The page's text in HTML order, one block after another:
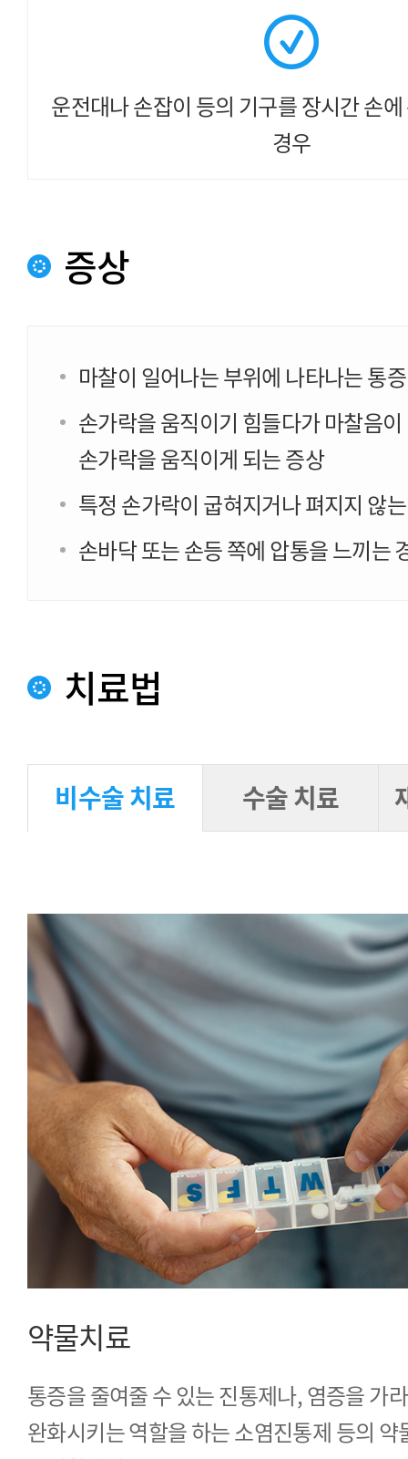
운전대나 손잡이 등의 기구를장시간 손
경우
증상
마찰이 일어나는 부위에 나타나는 통증
손가락을 움직이기 힘들다가 마찰음
손가락을 움직이게 되는 증상
특정 손가락이 굽혀지거나 펴지지 않
손바닥 또는 손등 쪽에 압통을 느끼는
치료법
비수술 치료 수술 치료
약물치료
통증을 줄여줄 수 있는 진통제나, 염증을 가
완화시키는 역할을 하는 소염진통제 등의 약